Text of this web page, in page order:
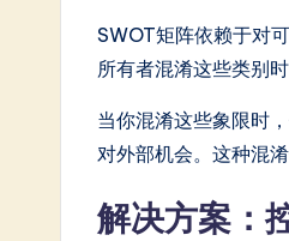
SWOT矩阵依赖于对
所有者混淆这些类别
当你混淆这些象限时
对外部机会。这种混
解决方案：